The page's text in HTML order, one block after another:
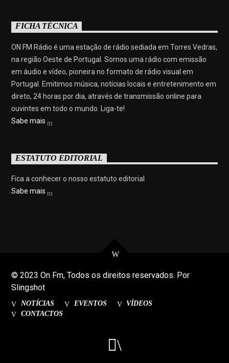
FICHA TÉCNICA
ON FM Rádio é uma estação de rádio sediada em Torres Vedras,
na região Oeste de Portugal. Somos uma rádio com emissão
em áudio e vídeo, pioneira no formato de rádio visual em
Portugal. Emitimos música, notícias locais e entretenimento em
direto, 24 horas por dia, através de transmissão online para
ouvintes em todo o mundo. Liga-te!
Sabe mais
ESTATUTO EDITORIAL
Fica a conhecer o nosso estatuto editorial
Sabe mais
© 2023 On Fm, Todos os direitos reservados. Por
Slingshot
NOTÍCIAS EVENTOS
VÍDEOS
CONTACTOS